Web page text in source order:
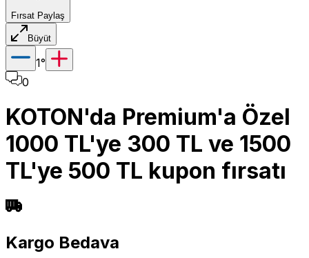
Fırsat Paylaş
Büyüt
1°
0
KOTON'da Premium'a Özel
1000 TL'ye 300 TL ve 1500
TL'ye 500 TL kupon fırsatı
Kargo Bedava